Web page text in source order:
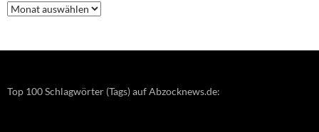
Nachrichten
–
Top 100 Schlagwörter (Tags) auf Abzocknews.de: